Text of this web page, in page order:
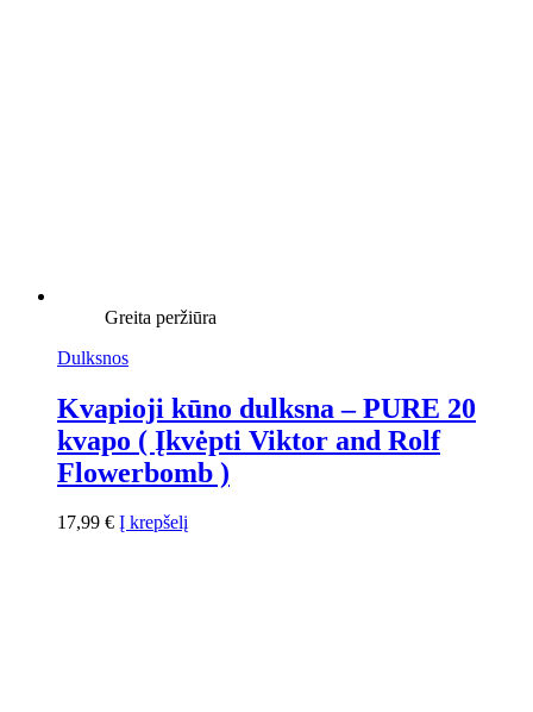
Greita peržiūra
Dulksnos
Kvapioji kūno dulksna – PURE 20
kvapo ( Įkvėpti Viktor and Rolf
Flowerbomb )
17,99 € Į krepšelį